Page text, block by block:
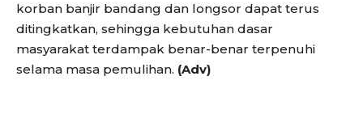
korban banjir bandang dan longsor dapat terus
ditingkatkan, sehingga kebutuhan dasar
masyarakat terdampak benar-benar terpenuhi
selama masa pemulihan. (Adv)